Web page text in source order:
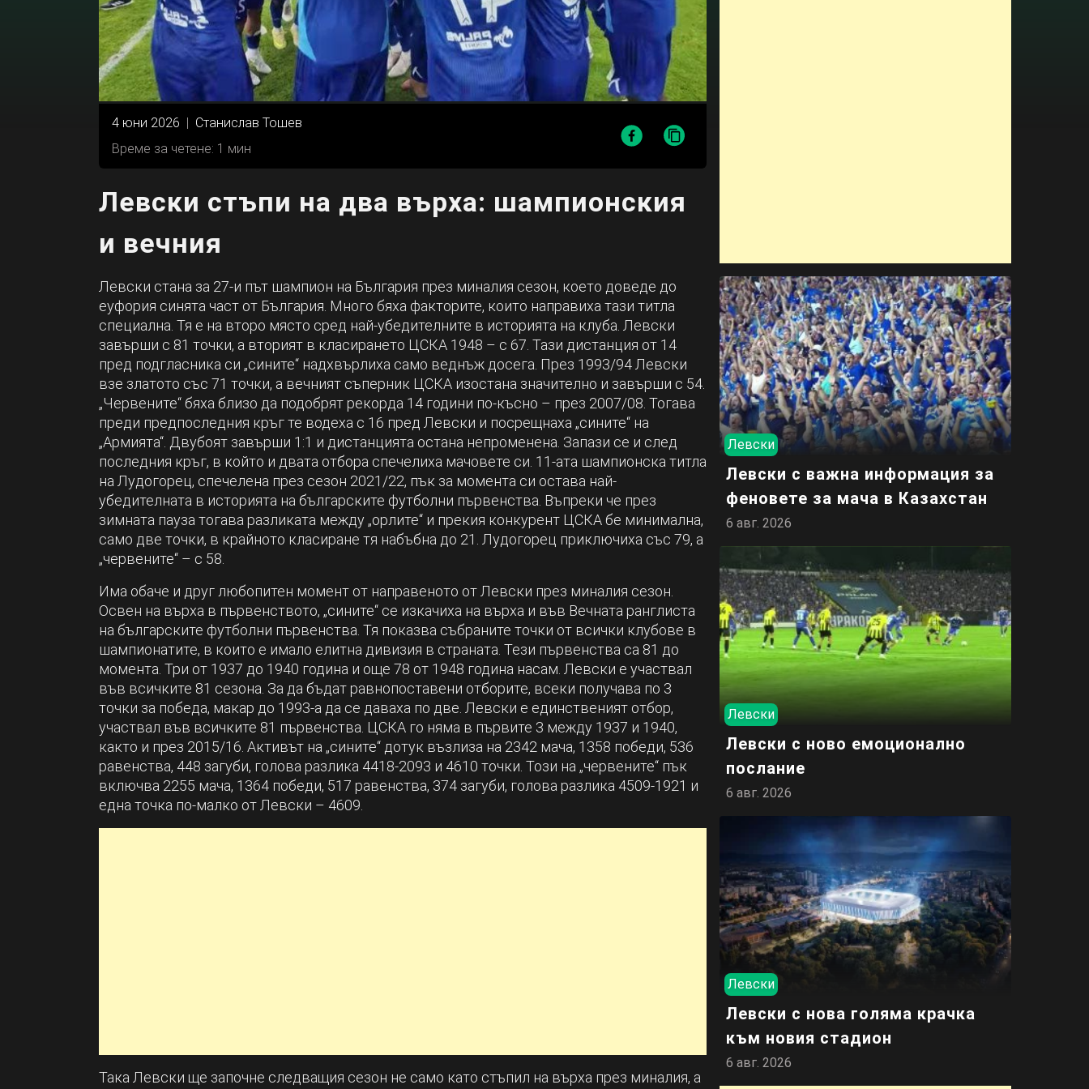
4 юни 2026
Станислав Тошев
Време за четене: 1 мин
Левски стъпи на два върха: шампионския
и вечния
Левски стана за 27-и път шампион на България през миналия сезон, което доведе до
еуфория синята част от България. Много бяха факторите, които направиха тази титла
специална. Тя е на второ място сред най-убедителните в историята на клуба. Левски
завърши с 81 точки, а вторият в класирането ЦСКА 1948 – с 67. Тази дистанция от 14
пред подгласника си „сините“ надхвърлиха само веднъж досега. През 1993/94 Левски
взе златото със 71 точки, а вечният съперник ЦСКА изостана значително и завърши с 54.
„Червените“ бяха близо да подобрят рекорда 14 години по-късно – през 2007/08. Тогава
преди предпоследния кръг те водеха с 16 пред Левски и посрещнаха „сините“ на
„Армията“. Двубоят завърши 1:1 и дистанцията остана непроменена. Запази се и след
последния кръг, в който и двата отбора спечелиха мачовете си. 11-ата шампионска титла
на Лудогорец, спечелена през сезон 2021/22, пък за момента си остава най-
убедителната в историята на българските футболни първенства. Въпреки че през
зимната пауза тогава разликата между „орлите“ и прекия конкурент ЦСКА бе минимална,
само две точки, в крайното класиране тя набъбна до 21. Лудогорец приключиха със 79, а
„червените“ – с 58.
Има обаче и друг любопитен момент от направеното от Левски през миналия сезон.
Освен на върха в първенството, „сините“ се изкачиха на върха и във Вечната ранглиста
на българските футболни първенства. Тя показва събраните точки от всички клубове в
шампионатите, в които е имало елитна дивизия в страната. Тези първенства са 81 до
момента. Три от 1937 до 1940 година и още 78 от 1948 година насам. Левски е участвал
във всичките 81 сезона. За да бъдат равнопоставени отборите, всеки получава по 3
точки за победа, макар до 1993-а да се даваха по две. Левски е единственият отбор,
участвал във всичките 81 първенства. ЦСКА го няма в първите 3 между 1937 и 1940,
както и през 2015/16. Активът на „сините“ дотук възлиза на 2342 мача, 1358 победи, 536
равенства, 448 загуби, голова разлика 4418-2093 и 4610 точки. Този на „червените“ пък
включва 2255 мача, 1364 победи, 517 равенства, 374 загуби, голова разлика 4509-1921 и
една точка по-малко от Левски – 4609.
Така Левски ще започне следващия сезон не само като стъпил на върха през миналия, а
Левски
Левски с важна информация за
феновете за мача в Казахстан
6 авг. 2026
Левски
Левски с ново емоционално
послание
6 авг. 2026
Левски
Левски с нова голяма крачка
към новия стадион
6 авг. 2026